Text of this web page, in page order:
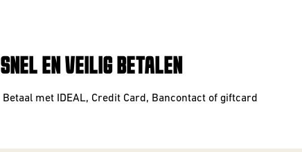
SNEL EN VEILIG BETALEN
Betaal met IDEAL, Credit Card, Bancontact of giftcard